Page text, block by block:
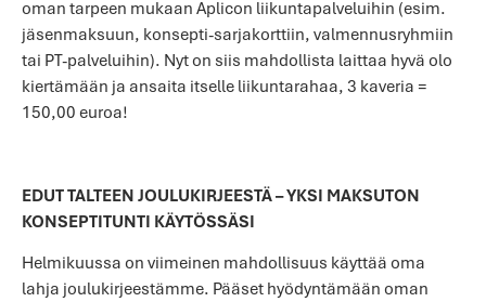
oman tarpeen mukaan Aplicon liikuntapalveluihin (esim.
jäsenmaksuun, konsepti-sarjakorttiin, valmennusryhmiin
tai PT-palveluihin). Nyt on siis mahdollista laittaa hyvä olo
kiertämään ja ansaita itselle liikuntarahaa, 3 kaveria =
150,00 euroa!
EDUT TALTEEN JOULUKIRJEESTÄ – YKSI MAKSUTON
KONSEPTITUNTI KÄYTÖSSÄSI
Helmikuussa on viimeinen mahdollisuus käyttää oma
lahja joulukirjeestämme. Pääset hyödyntämään oman